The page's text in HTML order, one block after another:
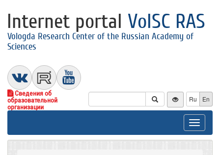
Internet portal VolSC RAS
Vologda Research Center of the Russian Academy of
Sciences
Сведения об
образовательной
организации
Ru En
Toggle